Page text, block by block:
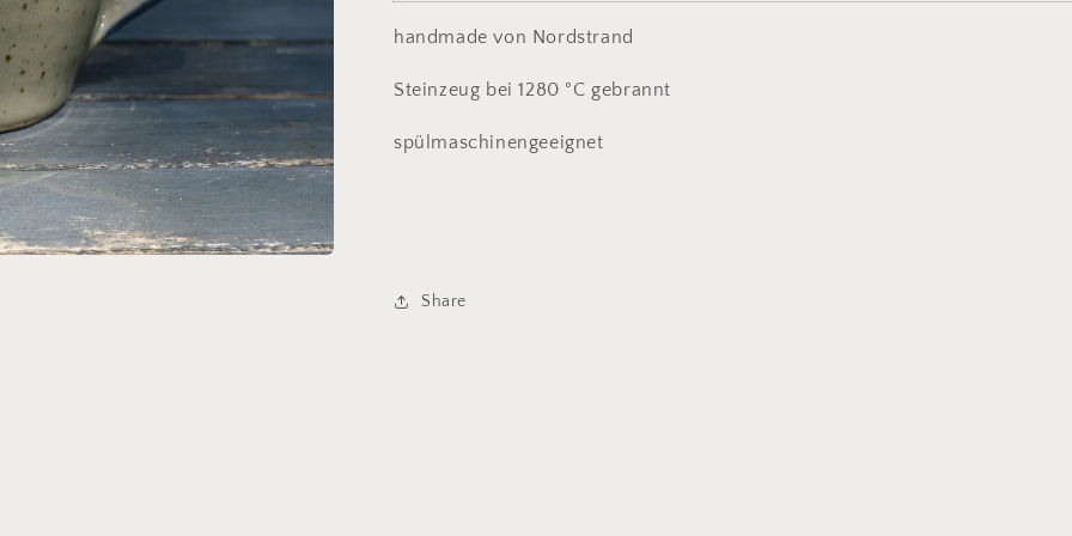
handmade von Nordstrand
Steinzeug bei 1280 °C gebrannt
spülmaschinengeeignet
Share